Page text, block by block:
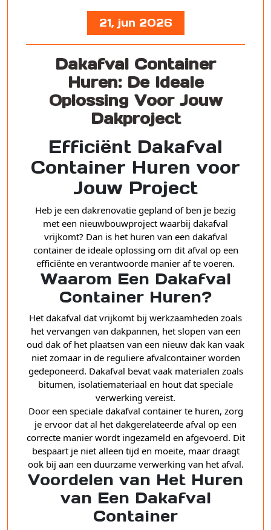
21, jun 2026
Dakafval Container
Huren: De Ideale
Oplossing Voor Jouw
Dakproject
Efficiënt Dakafval
Container Huren voor
Jouw Project
Heb je een dakrenovatie gepland of ben je bezig
met een nieuwbouwproject waarbij dakafval
vrijkomt? Dan is het huren van een dakafval
container de ideale oplossing om dit afval op een
efficiënte en verantwoorde manier af te voeren.
Waarom Een Dakafval
Container Huren?
Het dakafval dat vrijkomt bij werkzaamheden zoals
het vervangen van dakpannen, het slopen van een
oud dak of het plaatsen van een nieuw dak kan vaak
niet zomaar in de reguliere afvalcontainer worden
gedeponeerd. Dakafval bevat vaak materialen zoals
bitumen, isolatiemateriaal en hout dat speciale
verwerking vereist.
Door een speciale dakafval container te huren, zorg
je ervoor dat al het dakgerelateerde afval op een
correcte manier wordt ingezameld en afgevoerd. Dit
bespaart je niet alleen tijd en moeite, maar draagt
ook bij aan een duurzame verwerking van het afval.
Voordelen van Het Huren
van Een Dakafval
Container